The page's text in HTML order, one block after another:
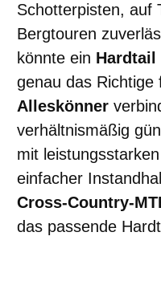
Schotterpisten, auf
Bergtouren
könnte ein Hardtail
genau das Richtige
Alleskönner
verhältnismäßig
mit
einfacher
Cross-Country-
das passende